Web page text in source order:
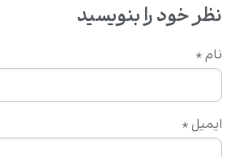
نظر خود را بنویسید
نام *
ایمیل *